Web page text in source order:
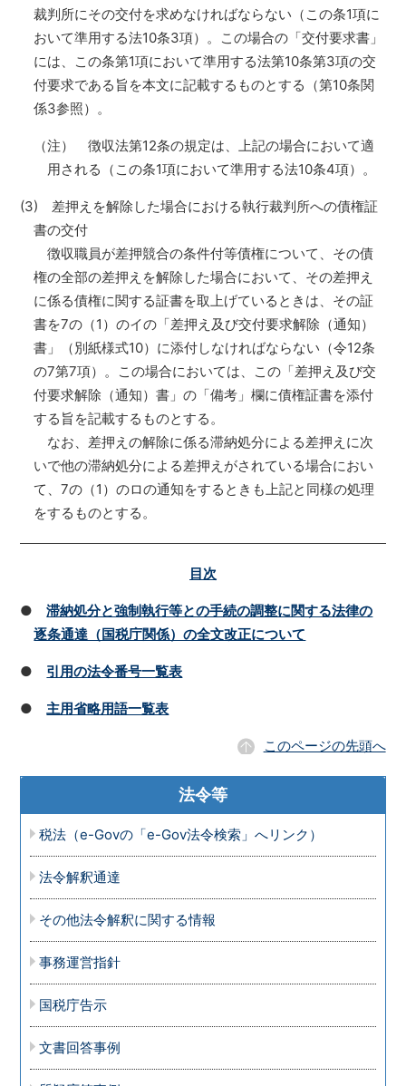
裁判所にその交付を求めなければならない（この条1項に
おいて準用する法10条3項）。この場合の「交付要求書」
には、この条第1項において準用する法第10条第3項の交
付要求である旨を本文に記載するものとする（第10条関
係3参照）。
（注） 徴収法第12条の規定は、上記の場合において適
用される（この条1項において準用する法10条4項）。
(3) 差押えを解除した場合における執行裁判所への債権証
書の交付
徴収職員が差押競合の条件付等債権について、その債
権の全部の差押えを解除した場合において、その差押え
に係る債権に関する証書を取上げているときは、その証
書を7の（1）のイの「差押え及び交付要求解除（通知）
書」（別紙様式10）に添付しなければならない（令12条
の7第7項）。この場合においては、この「差押え及び交
付要求解除（通知）書」の「備考」欄に債権証書を添付
する旨を記載するものとする。
なお、差押えの解除に係る滞納処分による差押えに次
いで他の滞納処分による差押えがされている場合におい
て、7の（1）のロの通知をするときも上記と同様の処理
をするものとする。
目次
●滞納処分と強制執行等との手続の調整に関する法律の
逐条通達（国税庁関係）の全文改正について
● 引用の法令番号一覧表
●主用省略用語一覧表
このページの先頭へ
法令等
税法（e-Govの「e-Gov法令検索」へリンク）
法令解釈通達
その他法令解釈に関する情報
事務運営指針
国税庁告示
文書回答事例